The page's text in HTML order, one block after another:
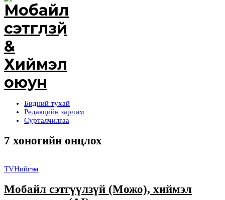
Бидний тухай
Редакцийн зарчим
Сурталчилгаа
7 хоногийн онцлох
TVНийгэм
Мобайл сэтгүүлзүй (Можо), хиймэл